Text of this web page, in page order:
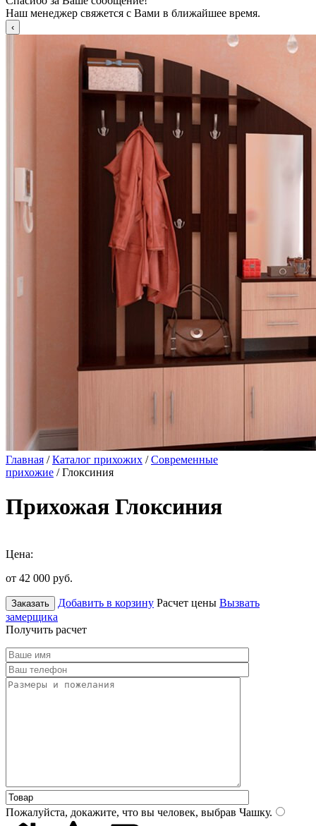
Наш менеджер свяжется с Вами в ближайшее время.
Главная /Каталог прихожих /Современные
прихожие / Глоксиния
Прихожая Глоксиния
Цена:
от 42 000 руб.
Заказать Добавить в корзину Расчет цены Вызвать
замерщика
Получить расчет
Пожалуйста, докажите, что вы человек, выбрав Чашку.